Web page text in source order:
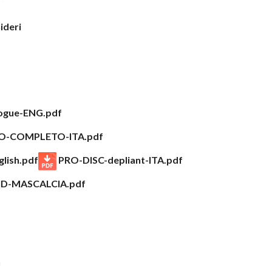
ENG.pdf
COMPLETO-ITA.pdf
PRO-DISC-depliant-ITA.pdf
MASCALCIA.pdf